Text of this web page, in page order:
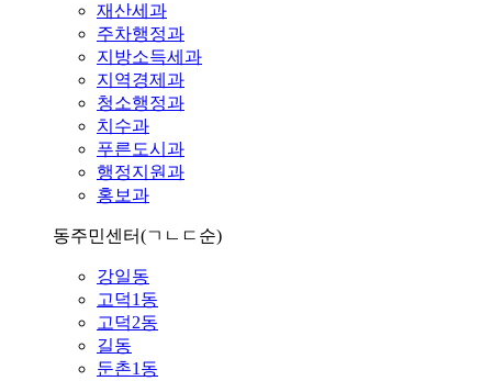
재산세과
주차행정과
지방소득세과
지역경제과
청소행정과
치수과
푸른도시과
행정지원과
홍보과
동주민센터(ㄱㄴㄷ순)
강일동
고덕1동
고덕2동
길동
둔촌1동